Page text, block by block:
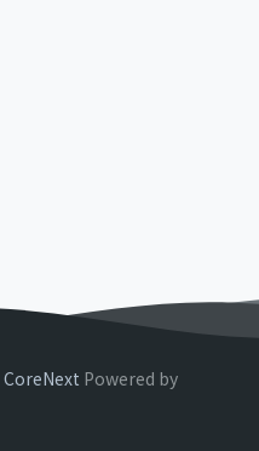
CoreNext Powered by